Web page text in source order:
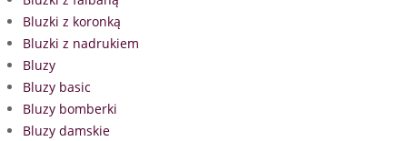
Bluzki z koronką
Bluzki z nadrukiem
Bluzy
Bluzy basic
Bluzy bomberki
Bluzy damskie